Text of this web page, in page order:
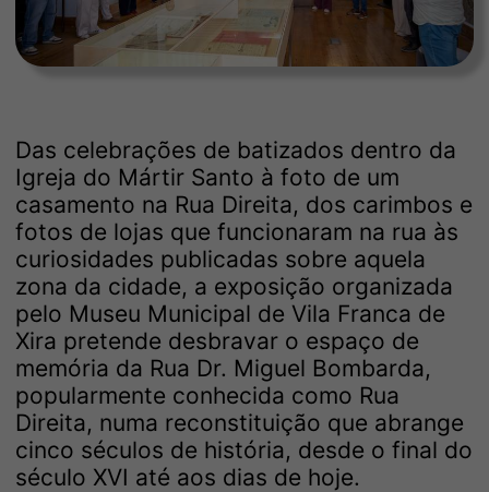
Das celebrações de batizados dentro da
Igreja do Mártir Santo à foto de um
casamento na Rua Direita, dos carimbos e
fotos de lojas que funcionaram na rua às
curiosidades publicadas sobre aquela
zona da cidade, a exposição organizada
pelo Museu Municipal de Vila Franca de
Xira pretende desbravar o espaço de
memória da Rua Dr. Miguel Bombarda,
popularmente conhecida como Rua
Direita, numa reconstituição que abrange
cinco séculos de história, desde o final do
século XVI até aos dias de hoje.